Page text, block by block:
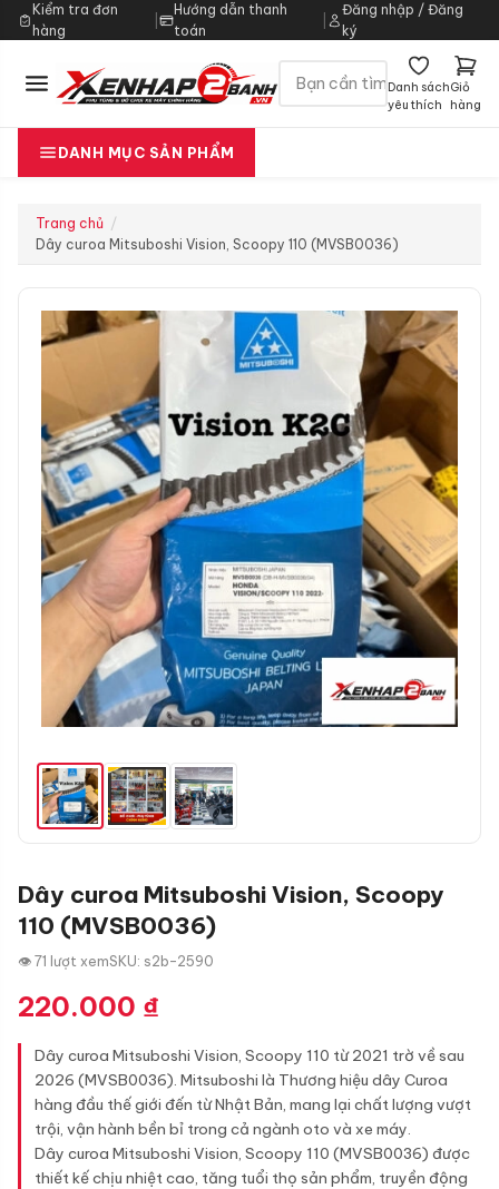
Kiểm tra đơn
hàng
|
Hướng dẫn thanh
toán
Đăng nhập / Đăng
ký
Danh sách
yêu thích
Giỏ
hàng
DANH MỤC SẢN PHẨM
Trang chủ
Dây curoa Mitsuboshi Vision, Scoopy 110 (MVSB0036)
Dây curoa Mitsuboshi Vision, Scoopy
110 (MVSB0036)
👁 71 lượt xemSKU: s2b-2590
220.000 ₫
Dây curoa Mitsuboshi Vision, Scoopy 110 từ 2021 trờ về sau
2026 (MVSB0036). Mitsuboshi là Thương hiệu dây Curoa
hàng đầu thế giới đến từ Nhật Bản, mang lại chất lượng vượt
trội, vận hành bền bỉ trong cả ngành oto và xe máy.
Dây curoa Mitsuboshi Vision, Scoopy 110 (MVSB0036) được
thiết kế chịu nhiệt cao, tăng tuổi thọ sản phẩm, truyền động